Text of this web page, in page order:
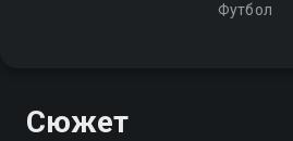
Футбол
Сюжет